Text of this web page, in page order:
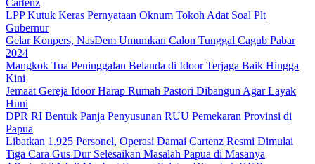
Cartenz
LPP Kutuk Keras Pernyataan Oknum Tokoh Adat Soal Plt
Gubernur
Gelar Konpers, NasDem Umumkan Calon Tunggal Cagub Pabar
2024
Mangkok Tua Peninggalan Belanda di Idoor Terjaga Baik Hingga
Kini
Jemaat Gereja Idoor Harap Rumah Pastori Dibangun Agar Layak
Huni
DPR RI Bentuk Panja Penyusunan RUU Pemekaran Provinsi di
Papua
Libatkan 1.925 Personel, Operasi Damai Cartenz Resmi Dimulai
Tiga Cara Gus Dur Selesaikan Masalah Papua di Masanya